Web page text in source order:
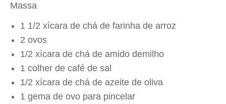
Massa
1 1/2 xícara de chá de farinha de arroz
2 ovos
1/2 xícara de chá de amido demilho
1 colher de café de sal
1/2 xícara de chá de azeite de oliva
1 gema de ovo para pincelar